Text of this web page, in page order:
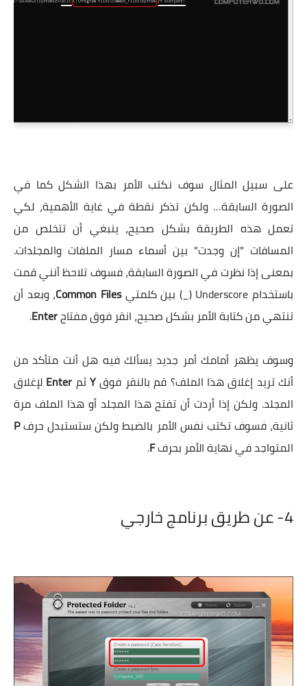
على سبيل المثال سوف نكتب الأمر بهذا الشكل كما في
الصورة السابقة… ولكن تذكر نقطة في غاية الأهمية، لكي
تعمل هذه الطريقة بشكل صحيح، ينبغي أن تتخلص من
المسافات "إن وجدت" بين أسماء مسار الملفات والمجلدات.
بمعنى إذا نظرت في الصورة السابقة، فسوف تلاحظ أنني قمت
باستخدام Underscore (_) بين كلمتي
Common Files، وبعد أن
تنتهي من كتابة الأمر بشكل صحيح، انقر فوق مفتاحEnter
.
وسوف يظهر أمامك أمر جديد يسألك فيه هل أنت متأكد من
أنك تريد إغلاق هذا الملف؟ قم بالنقر فوقYثم Enter لإغلاق
المجلد. ولكن إذا أردت أن تفتح هذا المجلد أو هذا الملف مرة
ثانية، فسوف تكتب نفس الأمر بالضبط ولكن ستستبدل حرفP
المتواجد في نهاية الأمر بحرفF
.
4- عن طريق برنامج خارجي